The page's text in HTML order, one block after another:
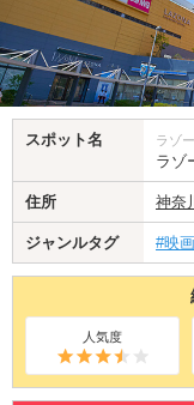
スポット名 ラゾ
ラゾ
住所 神奈
ジャンルタグ #映
人気度